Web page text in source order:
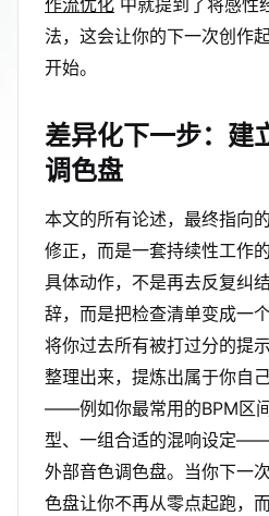
作流优化 中就提到了将感性
法，这会让你的下一次创作
开始。
差异化下一步：建
调色盘
本文的所有论述，最终指向
修正，而是一套持续性工作
具体动作，不是再去反复纠
辞，而是把检查清单变成一
将你过去所有被打过分的提
整理出来，提炼出属于你自
——例如你最常用的BPM区
型、一组合适的混响设定
外部音色调色盘。当你下一
色盘让你不再从零点起跑，